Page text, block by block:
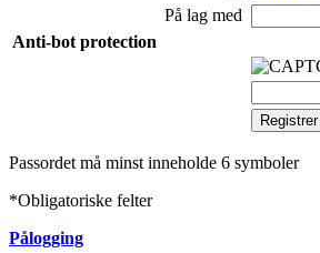
På lag med
Anti-bot protection
Passordet må minst inneholde 6 symboler
*Obligatoriske felter
Pålogging